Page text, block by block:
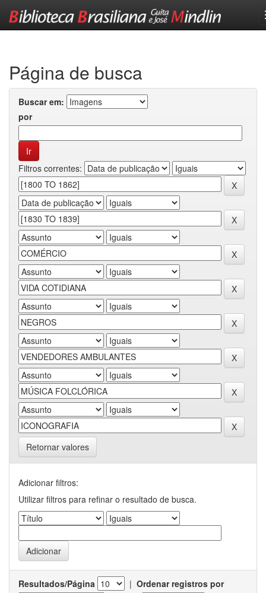
Página de busca
Buscar em:
por
Filtros correntes:
Retornar valores
Adicionar filtros:
Utilizar filtros para refinar o resultado de busca.
Resultados/Página | Ordenar registros por